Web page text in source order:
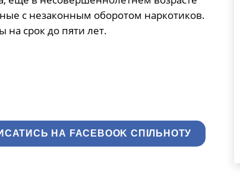
с незаконным оборотом наркотиков.
на срок до пяти лет.
НА FACEBOOK СПІЛЬНОТУ